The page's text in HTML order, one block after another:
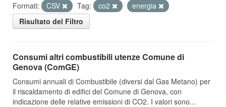
Formati: CSV Tag: co2
energia
Risultato del Filtro
Consumi altri combustibili utenze Comune di
Genova (ComGE)
Consumi annuali di Combustibile (diversi dal Gas Metano) per
il riscaldamento di edifici del Comune di Genova, con
indicazione delle relative emissioni di CO2. I valori sono...